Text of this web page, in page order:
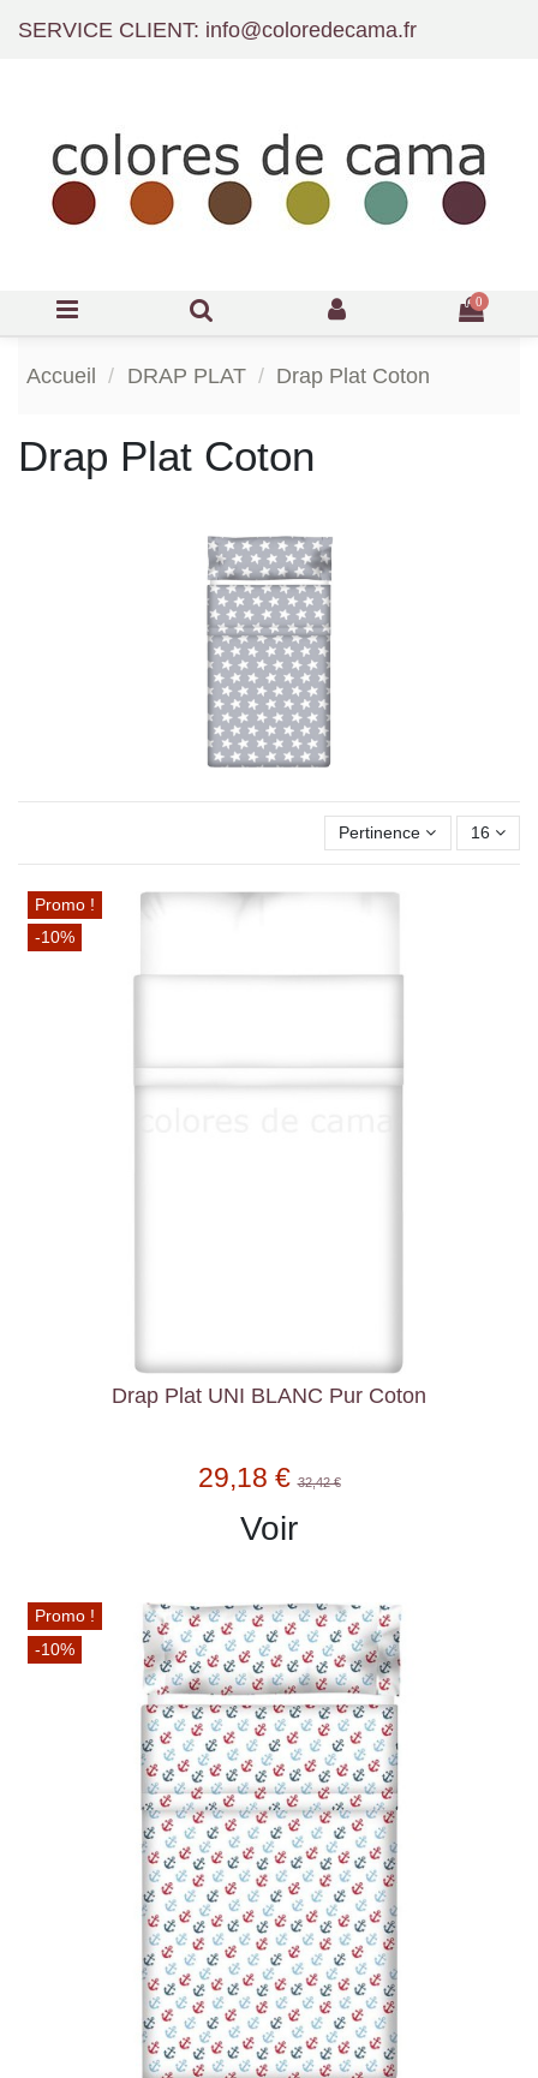
SERVICE CLIENT: info@coloredecama.fr
0
Accueil DRAP PLAT Drap Plat Coton
Drap Plat Coton
Pertinence 16
Promo !
-10%
Drap Plat UNI BLANC Pur Coton
29,18 €32,42 €
Voir
Promo !
-10%